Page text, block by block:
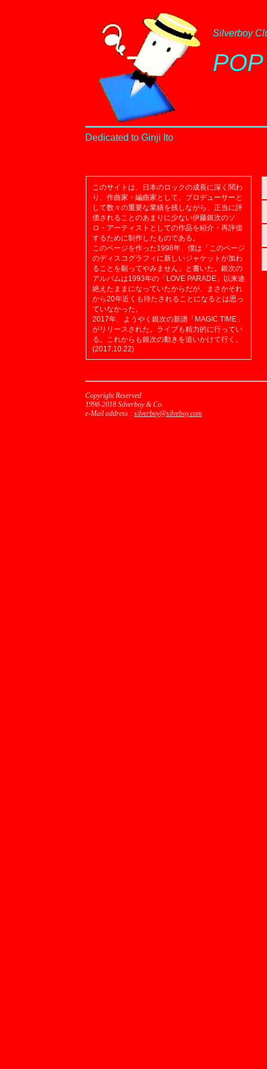
Silverboy
Dedicated to Ginji Ito
このサイトは、日本のロックの成長に深く関わ
り、作曲家・編曲家として、プロデューサーと
して数々の重要な業績を残しながら、正当に評
価されることのあまりに少ない伊藤銀次のソ
ロ・アーティストとしての作品を紹介・再評価
するために制作したものである。
このページを作った1998年、僕は「このページ
のディスコグラフィに新しいジャケットが加わ
ることを願ってやみません」と書いた。銀次の
アルバムは1993年の「LOVE PARADE」以来途
絶えたままになっていたからだが、まさかそれ
から20年近くも待たされることになるとは思っ
ていなかった。
2017年、ようやく銀次の新譜「MAGIC TIME」
がリリースされた。ライブも精力的に行ってい
る。これからも銀次の動きを追いかけて行く。
(2017.10.22)
Copyright Reserved
1998-2018 Silverboy & Co.
e-Mail address : silverboy@silveboy.com